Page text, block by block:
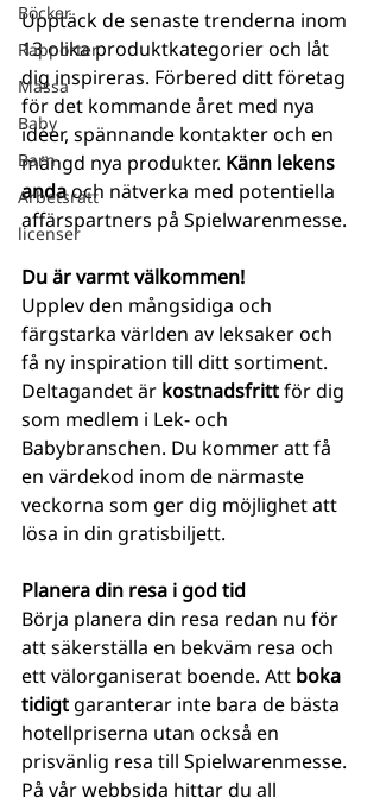
Böcker
Rapporter
Mässa
Baby
Barn
Arbetsrätt
licenser
Upptäck de senaste trenderna inom
13 olika produktkategorier och låt
dig inspireras. Förbered ditt företag
för det kommande året med nya
idéer, spännande kontakter och en
mängd nya produkter. Känn lekens
anda och nätverka med potentiella
affärspartners på Spielwarenmesse.
Du är varmt välkommen!
Upplev den mångsidiga och
färgstarka världen av leksaker och
få ny inspiration till ditt sortiment.
Deltagandet är kostnadsfritt för dig
som medlem i Lek- och
Babybranschen. Du kommer att få
en värdekod inom de närmaste
veckorna som ger dig möjlighet att
lösa in din gratisbiljett.
Planera din resa i god tid
Börja planera din resa redan nu för
att säkerställa en bekväm resa och
ett välorganiserat boende. Att boka
tidigt garanterar inte bara de bästa
hotellpriserna utan också en
prisvänlig resa till Spielwarenmesse.
På vår webbsida hittar du all